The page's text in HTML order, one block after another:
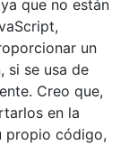
que no están
un
si se usa de
Creo que,
en la
propio código,